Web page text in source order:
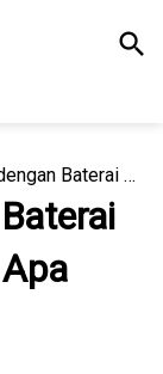
search
7 HP Android dengan Baterai Terawet dan Terlama, Apa Saja?